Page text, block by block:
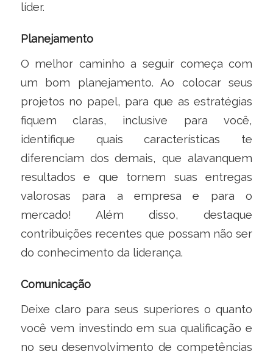
líder.
Planejamento
O melhor caminho a seguir começa com
um bom planejamento. Ao colocar seus
projetos no papel, para que as estratégias
fiquem claras, inclusive para você,
identifique quais características te
diferenciam dos demais, que alavanquem
resultados e que tornem suas entregas
valorosas para a empresa e para o
mercado! Além disso, destaque
contribuições recentes que possam não ser
do conhecimento da liderança.
Comunicação
Deixe claro para seus superiores o quanto
você vem investindo em sua qualificação e
no seu desenvolvimento de competências